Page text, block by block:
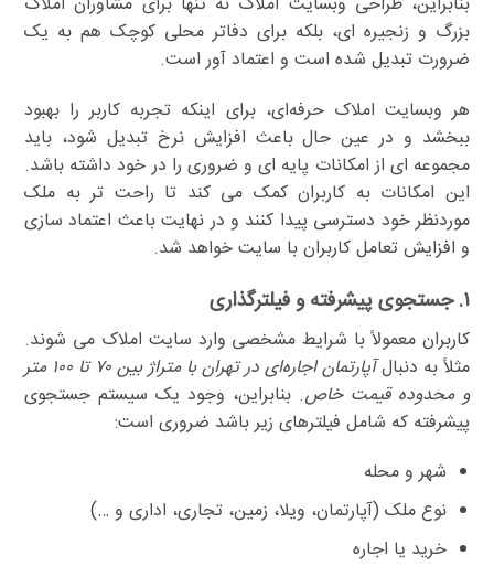
بزرگ و زنجیره ای، بلکه برای دفاتر محلی کوچک هم به یک
ضرورت تبدیل شده است و اعتماد آور است.
هر وبسایت املاک حرفه‌ای، برای اینکه تجربه کاربر را بهبود
ببخشد و در عین حال باعث افزایش نرخ تبدیل شود، باید
مجموعه ای از امکانات پایه ای و ضروری را در خود داشته باشد.
این امکانات به کاربران کمک می کند تا راحت تر به ملک
موردنظر خود دسترسی پیدا کنند و در نهایت باعث اعتماد سازی
و افزایش تعامل کاربران با سایت خواهد شد.
۱. جستجوی پیشرفته و فیلترگذاری
کاربران معمولاً با شرایط مشخصی وارد سایت املاک می شوند.
مثلاً به دنبال
آپارتمان اجاره‌ای در تهران با متراژ بین ۷۰ تا ۱۰۰ متر
و محدوده قیمت خاص. بنابراین، وجود یک سیستم جستجوی
پیشرفته که شامل فیلترهای زیر باشد ضروری است:
شهر و محله
نوع ملک (آپارتمان، ویلا، زمین، تجاری، اداری و …)
خرید یا اجاره